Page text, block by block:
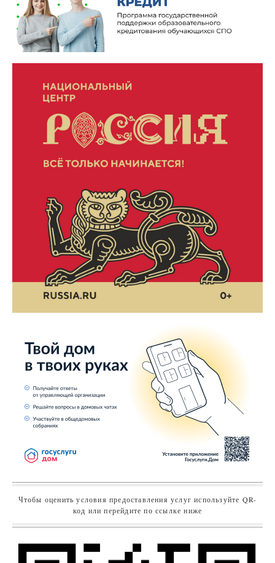
Чтобы оценить условия предоставления услуг используйте QR-
код или перейдите по ссылке ниже